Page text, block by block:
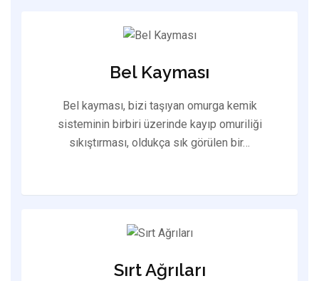
Bel Kayması
Bel kayması, bizi taşıyan omurga kemik
sisteminin birbiri üzerinde kayıp omuriliği
sıkıştırması, oldukça sık görülen bir…
Sırt Ağrıları